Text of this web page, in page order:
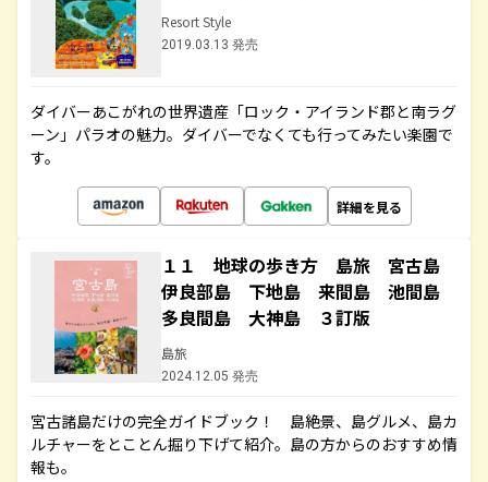
Resort Style
2019.03.13 発売
ダイバーあこがれの世界遺産「ロック・アイランド郡と南ラグ
ーン」パラオの魅力。ダイバーでなくても行ってみたい楽園で
す。
詳細を見る
１１ 地球の歩き方 島旅 宮古島
伊良部島 下地島 来間島 池間島
多良間島 大神島 ３訂版
島旅
2024.12.05 発売
宮古諸島だけの完全ガイドブック！ 島絶景、島グルメ、島カ
ルチャーをとことん掘り下げて紹介。島の方からのおすすめ情
報も。